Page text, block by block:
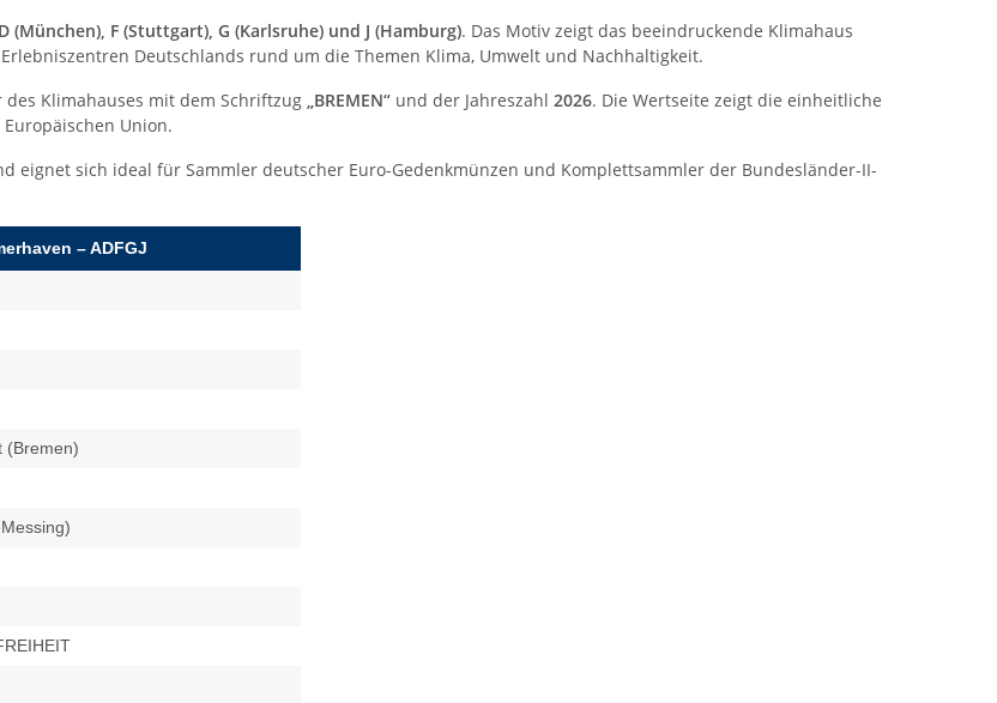
(München), F (Stuttgart), G (Karlsruhe) und J (Hamburg). Das Motiv zeigt das beeindruckende Klimahaus
Deutschlands rund um die Themen Klima, Umwelt und Nachhaltigkeit.
Klimahauses mit dem Schriftzug „BREMEN“ und der Jahreszahl 2026. Die Wertseite zeigt die einheitliche
Union.
eignet sich ideal für Sammler deutscher Euro-Gedenkmünzen und Komplettsammler der Bundesländer-II-
– ADFGJ
(Bremen)